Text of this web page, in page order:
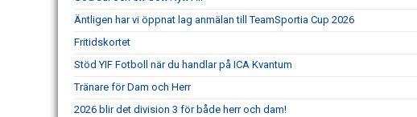
Äntligen har vi öppnat lag anmälan till TeamSportia Cup 2026
Fritidskortet
Stöd YIF Fotboll när du handlar på ICA Kvantum
Tränare för Dam och Herr
2026 blir det division 3 för både herr och dam!